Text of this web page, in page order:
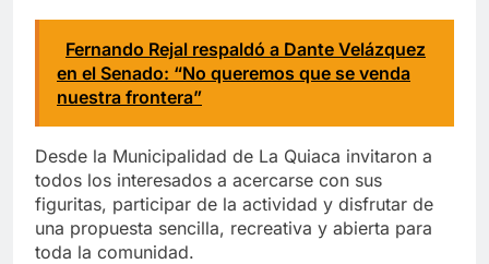
Fernando Rejal respaldó a Dante Velázquez
en el Senado: “No queremos que se venda
nuestra frontera”
Desde la Municipalidad de La Quiaca invitaron a
todos los interesados a acercarse con sus
figuritas, participar de la actividad y disfrutar de
una propuesta sencilla, recreativa y abierta para
toda la comunidad.